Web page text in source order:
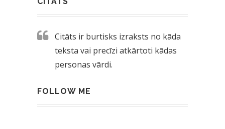
Citāts ir burtisks izraksts no kāda
teksta vai precīzi atkārtoti kādas
personas vārdi.
FOLLOW ME